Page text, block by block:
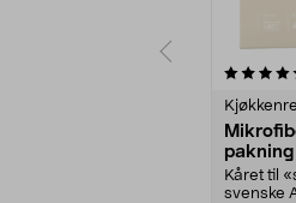
pakning
Kåret til
svenske